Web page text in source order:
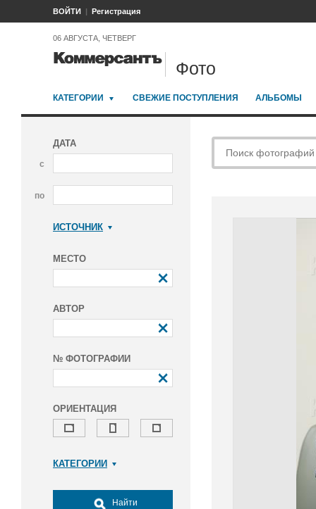
ВОЙТИ Регистрация
06 АВГУСТА, ЧЕТВЕРГ
Фото
КАТЕГОРИИ СВЕЖИЕ ПОСТУПЛЕНИЯ АЛЬБОМЫ
ДАТА
с
по
ИСТОЧНИК
МЕСТО
АВТОР
№ ФОТОГРАФИИ
ОРИЕНТАЦИЯ
КАТЕГОРИИ
Досуг, туризм и отдых
Найти